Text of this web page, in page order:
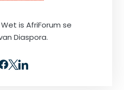
is AfriForum se
Diaspora.